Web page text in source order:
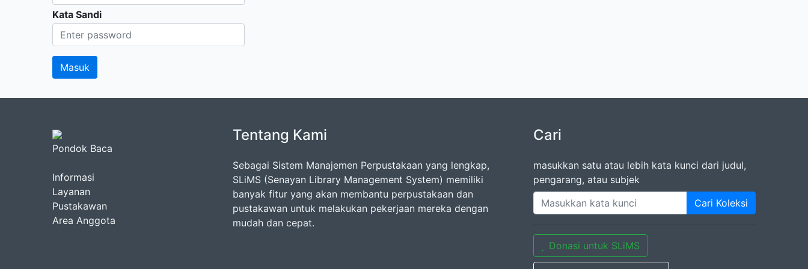
Kata Sandi
Pondok Baca
Informasi
Layanan
Pustakawan
Area Anggota
Tentang Kami
Sebagai Sistem Manajemen Perpustakaan yang lengkap,
SLiMS (Senayan Library Management System) memiliki
banyak fitur yang akan membantu perpustakaan dan
pustakawan untuk melakukan pekerjaan mereka dengan
mudah dan cepat.
Cari
masukkan satu atau lebih kata kunci dari judul,
pengarang, atau subjek
Cari Koleksi
Donasi untuk SLiMS